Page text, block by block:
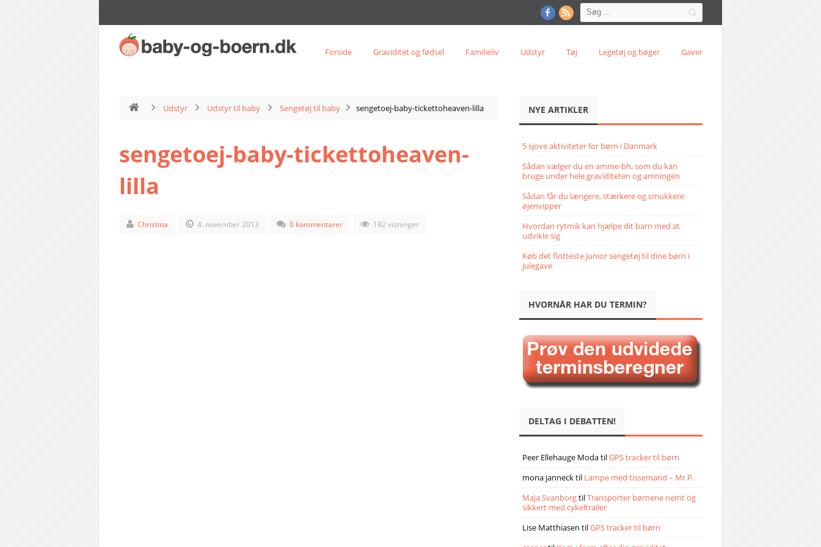
Forside Graviditet og fødsel Familieliv Udstyr Tøj Legetøj og bøger Gaver
Udstyr Udstyr til baby Sengetøj til baby sengetoej-baby-tickettoheaven-lilla
sengetoej-baby-tickettoheaven-
lilla
Christina 4. november 2013 0 kommentarer 182 visninger
NYE ARTIKLER
5 sjove aktiviteter for børn i Danmark
Sådan vælger du en amme-bh, som du kan
bruge under hele graviditeten og amningen
Sådan får du længere, stærkere og smukkere
øjenvipper
Hvordan rytmik kan hjælpe dit barn med at
udvikle sig
Køb det flotteste junior sengetøj til dine børn i
julegave
HVORNÅR HAR DU TERMIN?
DELTAG I DEBATTEN!
Peer Ellehauge ModatilGPS tracker til børn
mona jannecktil Lampe med tissemand – Mr.P.
Maja SvanborgtilTransporter børnene nemt og
sikkert med cykeltrailer
Lise Matthiasen tilGPS tracker til børn